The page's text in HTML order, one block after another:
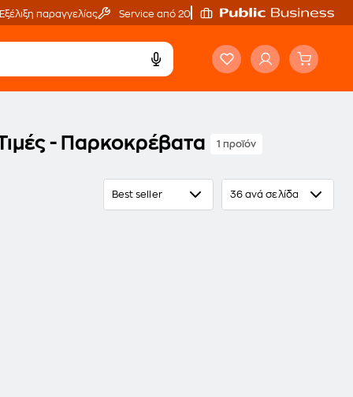
Εξέλιξη παραγγελίας Service από 20'
- Παρκοκρέβατα 1 προϊόν
Best seller 36 ανά σελίδα